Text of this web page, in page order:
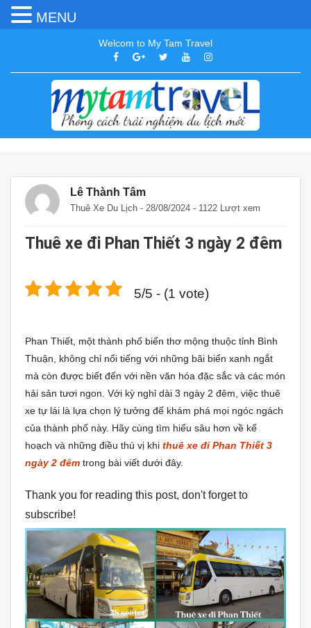
Welcom to My Tam Travel
Lê Thành Tâm
Thuê Xe Du Lịch - 28/08/2024 - 1122 Lượt xem
Thuê xe đi Phan Thiết 3 ngày 2 đêm
5/5 - (1 vote)
Phan Thiết, một thành phố biển thơ mộng thuộc tỉnh Bình
Thuận, không chỉ nổi tiếng với những bãi biển xanh ngắt
mà còn được biết đến với nền văn hóa đặc sắc và các món
hải sản tươi ngon. Với kỳ nghỉ dài 3 ngày 2 đêm, việc thuê
xe tự lái là lựa chọn lý tưởng để khám phá mọi ngóc ngách
của thành phố này. Hãy cùng tìm hiểu sâu hơn về kế
hoạch và những điều thú vị khi thuê xe đi Phan Thiết 3
ngày 2 đêm trong bài viết dưới đây.
Thank you for reading this post, don't forget to
subscribe!
MENU